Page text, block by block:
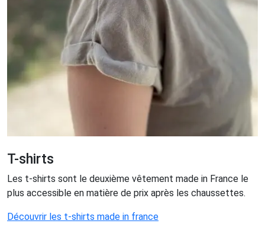
T-shirts
Les t-shirts sont le deuxième vêtement made in France le
plus accessible en matière de prix après les chaussettes.
Découvrir les t-shirts made in france